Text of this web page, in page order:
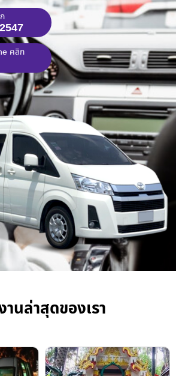
คลิก
นล่าสุดของเรา